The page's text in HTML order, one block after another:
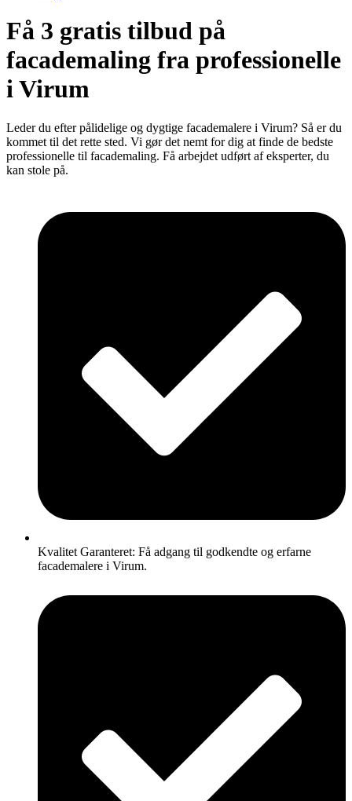
Få 3 gratis tilbud på
facademaling fra professionelle
i Virum
Leder du efter pålidelige og dygtige facademalere i Virum? Så er du
kommet til det rette sted. Vi gør det nemt for dig at finde de bedste
professionelle til facademaling. Få arbejdet udført af eksperter, du
kan stole på.
Kvalitet Garanteret: Få adgang til godkendte og erfarne
facademalere i Virum.